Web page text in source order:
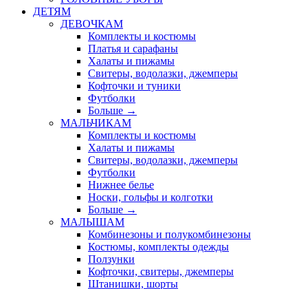
ДЕТЯМ
ДЕВОЧКАМ
Комплекты и костюмы
Платья и сарафаны
Халаты и пижамы
Свитеры, водолазки, джемперы
Кофточки и туники
Футболки
Больше →
МАЛЬЧИКАМ
Комплекты и костюмы
Халаты и пижамы
Свитеры, водолазки, джемперы
Футболки
Нижнее белье
Носки, гольфы и колготки
Больше →
МАЛЫШАМ
Комбинезоны и полукомбинезоны
Костюмы, комплекты одежды
Ползунки
Кофточки, свитеры, джемперы
Штанишки, шорты